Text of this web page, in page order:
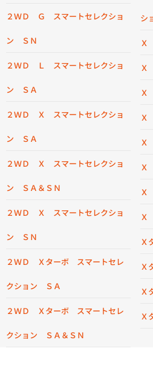
２ＷＤ Ｇ スマートセレクショ
ン ＳＮ
２ＷＤ Ｌ スマートセレクショ
ン ＳＡ
２ＷＤ Ｘ スマートセレクショ
ン ＳＡ
２ＷＤ Ｘ スマートセレクショ
ン ＳＡ＆ＳＮ
２ＷＤ Ｘ スマートセレクショ
ン ＳＮ
２ＷＤ Ｘターボ スマートセレ
クション ＳＡ
２ＷＤ Ｘターボ スマートセレ
クション ＳＡ＆ＳＮ
シ
Ｘ
Ｘ
Ｘ
Ｘ
Ｘ
Ｘ
Ｘ
Ｘ
Ｘ
Ｘ
Ｘ
Ｘ